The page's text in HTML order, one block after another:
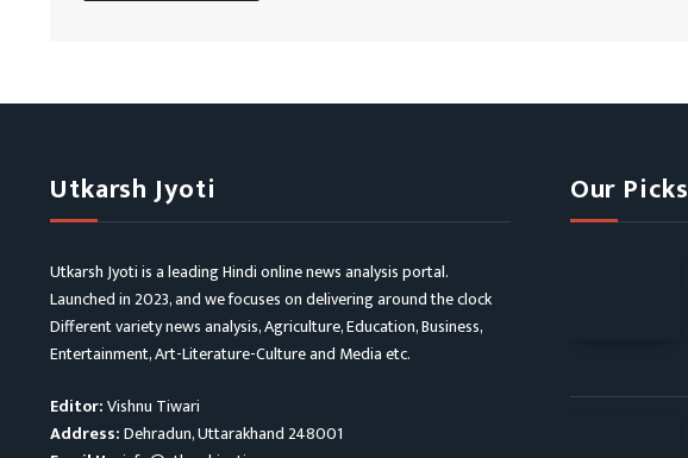
Utkarsh Jyoti
Utkarsh Jyoti is a leading Hindi online news analysis portal.
Launched in 2023, and we focuses on delivering around the clock
Different variety news analysis, Agriculture, Education, Business,
Entertainment, Art-Literature-Culture and Media etc.
Editor:Vishnu Tiwari
Address:Dehradun, Uttarakhand 248001
Our Picks